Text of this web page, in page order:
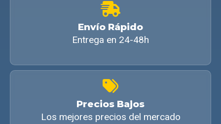
Envío Rápido
Entrega en 24-48h
Precios Bajos
Los mejores precios del mercado